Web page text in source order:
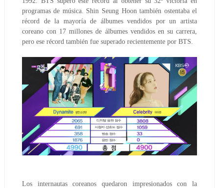
programas de música. Shin Seung Hoon también ostentaba el
récord de la mayoría de álbumes vendidos por un artista
coreano con 17 millones de álbumes vendidos en su carrera,
pero ese récord también fue superado recientemente por BTS.
Los internautas coreanos quedaron impresionados con la